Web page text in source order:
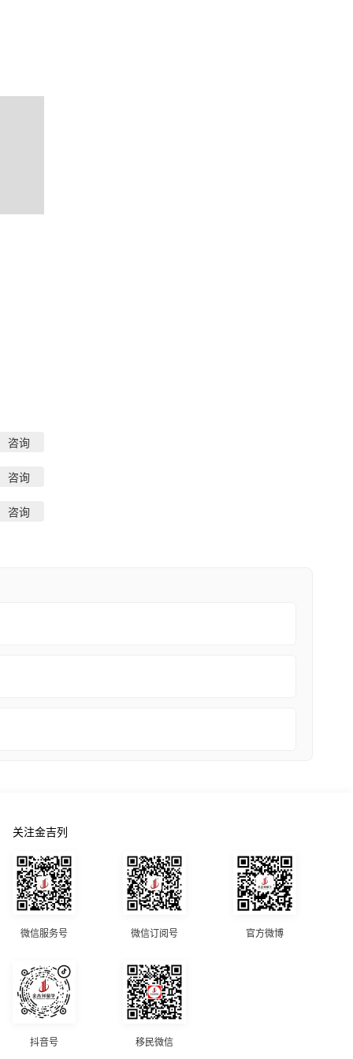
咨询
咨询
咨询
关注金吉列
微信服务号 微信订阅号 官方微博
抖音号 移民微信